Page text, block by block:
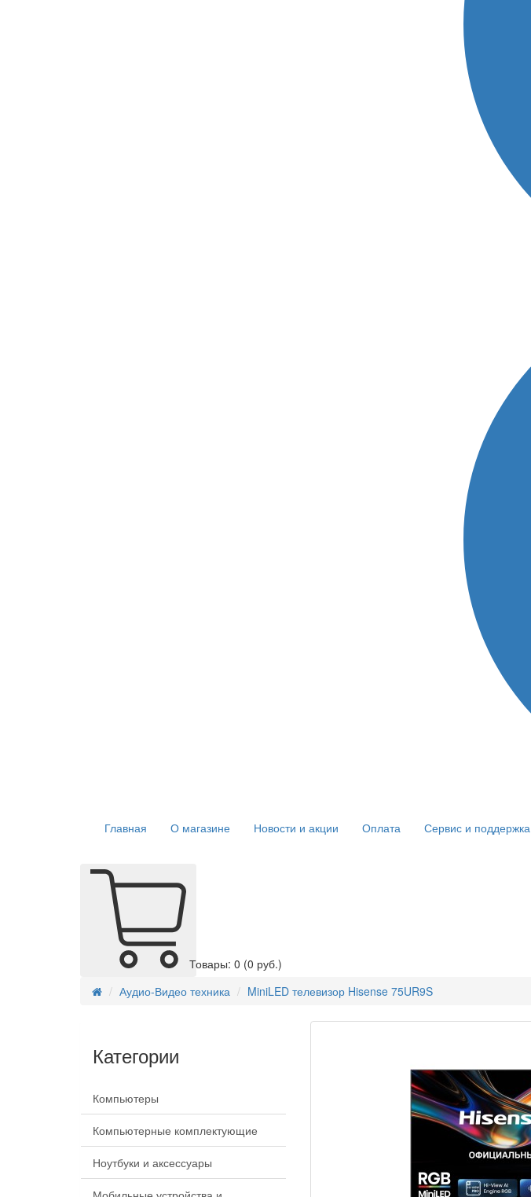
Главная О магазине Новости и акции Оплата Сервис и поддержка
Товары: 0 (0 руб.)
Аудио-Видео техника
MiniLED телевизор Hisense 75UR9S
Категории
Компьютеры
Компьютерные комплектующие
Ноутбуки и аксессуары